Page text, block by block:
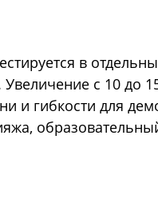
в
с 10 до
и гибкости для